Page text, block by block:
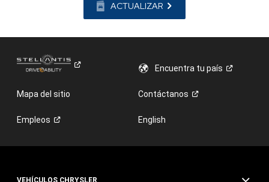
ACTUALIZAR
Encuentra tupaís
Mapa del sitio Contáctanos
Empleos English
VEHÍCULOS CHRYSLER